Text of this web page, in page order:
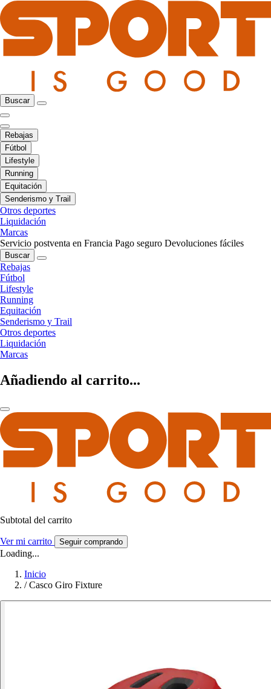
Buscar
Rebajas
Fútbol
Lifestyle
Running
Equitación
Senderismo y Trail
Otros deportes
Liquidación
Marcas
Servicio postventa en Francia Pago seguro Devoluciones fáciles
Buscar
Rebajas
Fútbol
Lifestyle
Running
Equitación
Senderismo y Trail
Otros deportes
Liquidación
Marcas
Añadiendo al carrito...
Subtotal del carrito
Ver mi carrito Seguir comprando
Loading...
Inicio
/ Casco Giro Fixture